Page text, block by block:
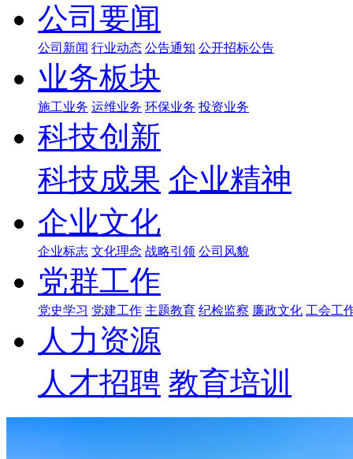
公司要闻
公司新闻 行业动态 公告通知 公开招标公告
业务板块
施工业务 运维业务 环保业务 投资业务
科技创新
科技成果 企业精神
企业文化
企业标志 文化理念 战略引领 公司风貌
党群工作
党史学习 党建工作 主题教育 纪检监察 廉政文化 工会工
人力资源
人才招聘 教育培训